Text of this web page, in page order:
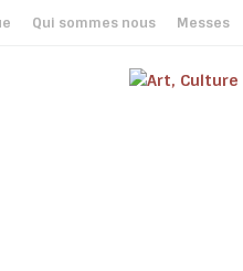
Qui sommes nous Messes